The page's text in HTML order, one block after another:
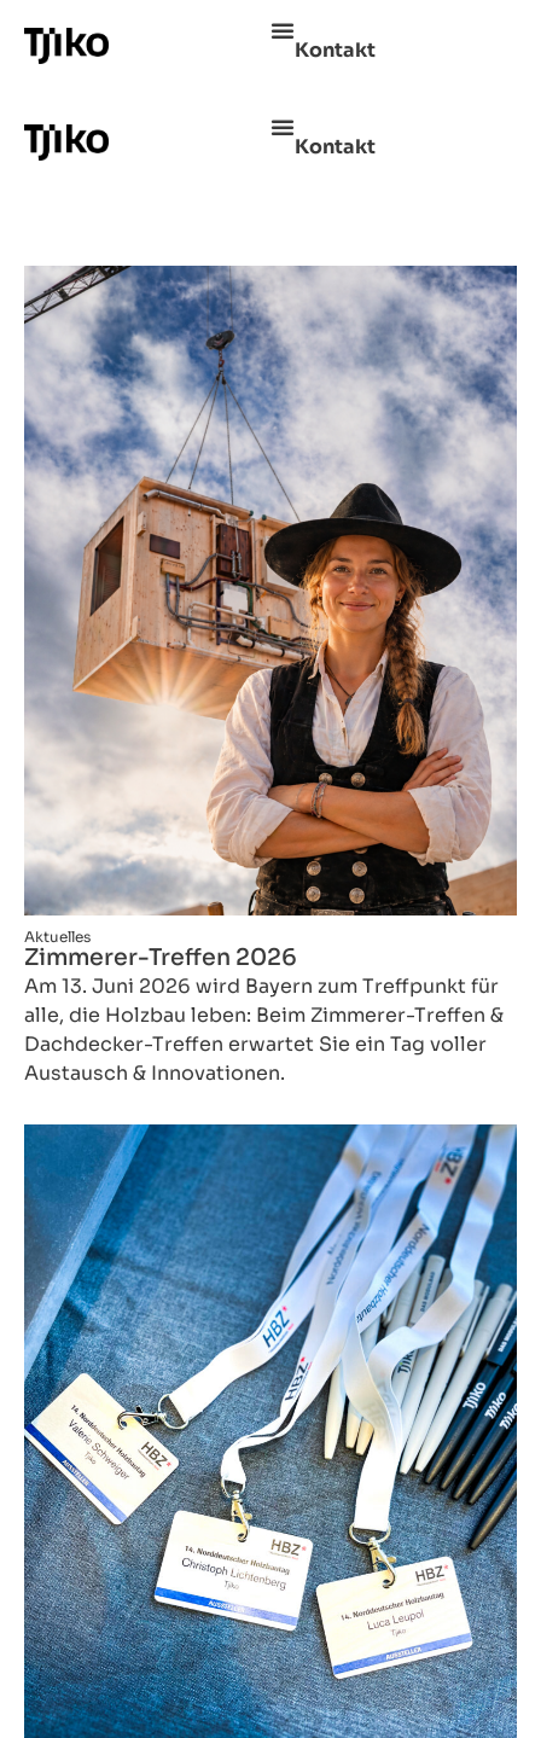
Kontakt
Kontakt
Aktuelles
Zimmerer-Treffen 2026
Am 13. Juni 2026 wird Bayern zum Treffpunkt für
alle, die Holzbau leben: Beim Zimmerer-Treffen &
Dachdecker-Treffen erwartet Sie ein Tag voller
Austausch & Innovationen.